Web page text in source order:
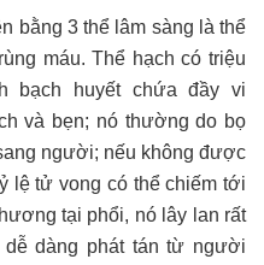
bằng 3 thể lâm sàng là thể
máu. Thể hạch có triệu
bạch huyết chứa đầy vi
và bẹn; nó thường do bọ
người; nếu không được
lệ tử vong có thể chiếm tới
tại phổi, nó lây lan rất
dàng phát tán từ người